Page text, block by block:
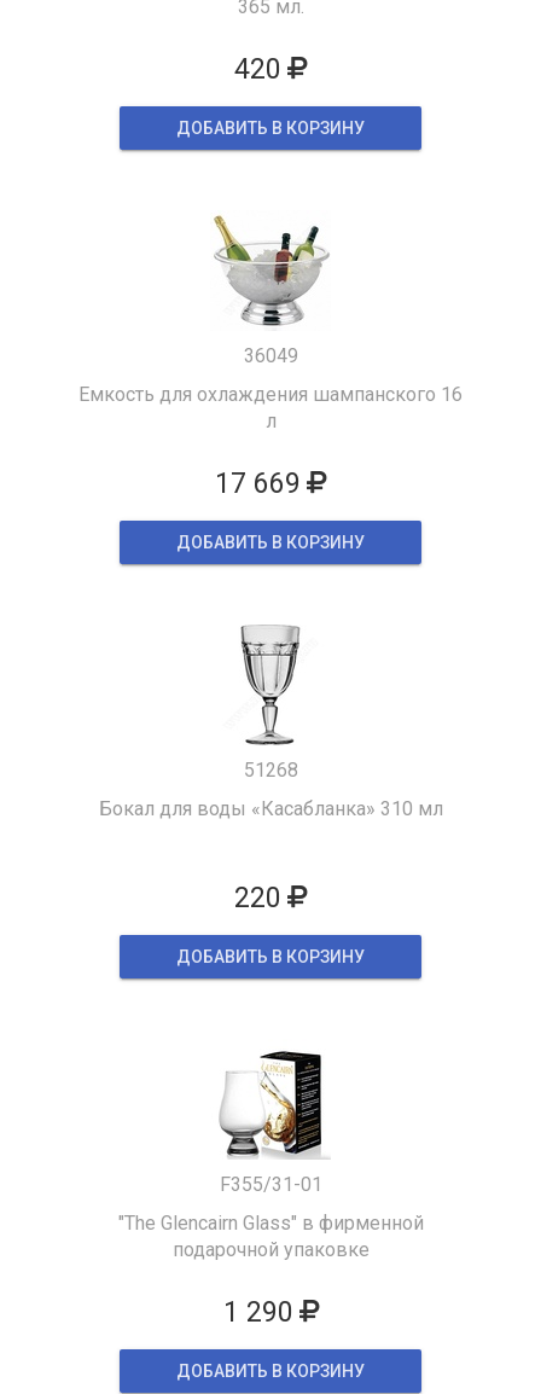
365 мл.
420
ДОБАВИТЬ В КОРЗИНУ
36049
Емкость для охлаждения шампанского 16
л
17 669
ДОБАВИТЬ В КОРЗИНУ
51268
Бокал для воды «Касабланка» 310 мл
220
ДОБАВИТЬ В КОРЗИНУ
F355/31-01
"The Glencairn Glass" в фирменной
подарочной упаковке
1 290
ДОБАВИТЬ В КОРЗИНУ